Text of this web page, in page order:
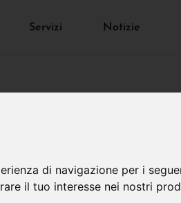
di navigazione per i
il tuo interesse nei nostri
Servizi Notizie